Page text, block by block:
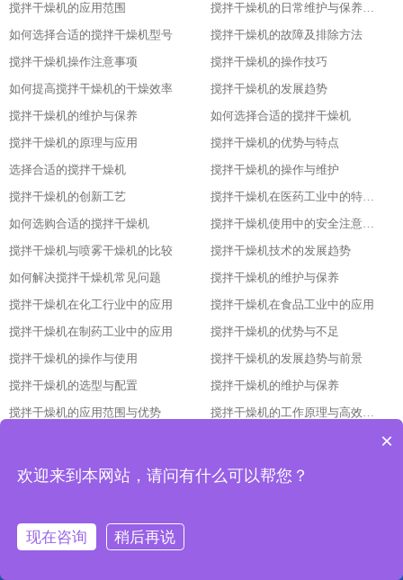
搅拌干燥机的应用范围
搅拌干燥机的日常维护与保养技巧
如何选择合适的搅拌干燥机型号
搅拌干燥机的故障及排除方法
搅拌干燥机操作注意事项
搅拌干燥机的操作技巧
如何提高搅拌干燥机的干燥效率
搅拌干燥机的发展趋势
搅拌干燥机的维护与保养
如何选择合适的搅拌干燥机
搅拌干燥机的原理与应用
搅拌干燥机的优势与特点
选择合适的搅拌干燥机
搅拌干燥机的操作与维护
搅拌干燥机的创新工艺
搅拌干燥机在医药工业中的特殊应用
如何选购合适的搅拌干燥机
搅拌干燥机使用中的安全注意事项
搅拌干燥机与喷雾干燥机的比较
搅拌干燥机技术的发展趋势
如何解决搅拌干燥机常见问题
搅拌干燥机的维护与保养
搅拌干燥机在化工行业中的应用
搅拌干燥机在食品工业中的应用
搅拌干燥机在制药工业中的应用
搅拌干燥机的优势与不足
搅拌干燥机的操作与使用
搅拌干燥机的发展趋势与前景
搅拌干燥机的选型与配置
搅拌干燥机的维护与保养
搅拌干燥机的应用范围与优势
搅拌干燥机的工作原理与高效节能的证明
提高搅拌干燥机效率的策略
搅拌干燥机：环保与高效并肩
如何通过搅拌干燥机提高生产效率
搅拌干燥机：适应各种生产需求的利器
×
欢迎来到本网站，请问有什么可以帮您？
现在咨询 稍后再说